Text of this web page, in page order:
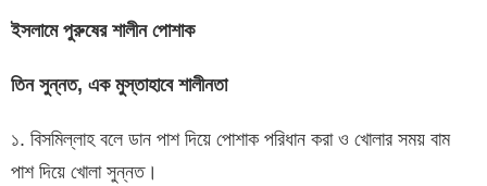
ইসলামে পুরুষের শালীন পোশাক
তিন সুন্নত, এক মুস্তাহাবে শালীনতা
১. বিসমিল্লাহ বলে ডান পাশ দিয়ে পোশাক পরিধান করা ও খোলার সময় বাম
পাশ দিয়ে খোলা সুন্নত।